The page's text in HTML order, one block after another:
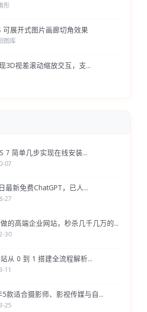
形
可展开式图片画廊切角效果
图库
3D视差滚动缩放交互，支...
7 简单几步实现在线安装...
07
最新免费ChatGPT，已人...
27
的高端企业网站，秒杀几千几万的...
30
从 0 到 1 搭建全流程解析...
11
5款适合摄影师、影视传媒与自...
25